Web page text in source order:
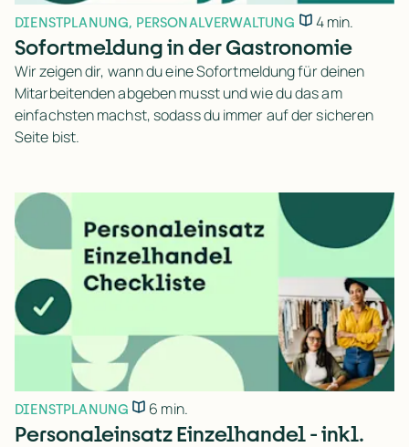
DIENSTPLANUNG, PERSONALVERWALTUNG 4 min.
Sofortmeldung in der Gastronomie
Wir zeigen dir, wann du eine Sofortmeldung für deinen
Mitarbeitenden abgeben musst und wie du das am
einfachsten machst, sodass du immer auf der sicheren
Seite bist.
DIENSTPLANUNG 6 min.
Personaleinsatz Einzelhandel - inkl.